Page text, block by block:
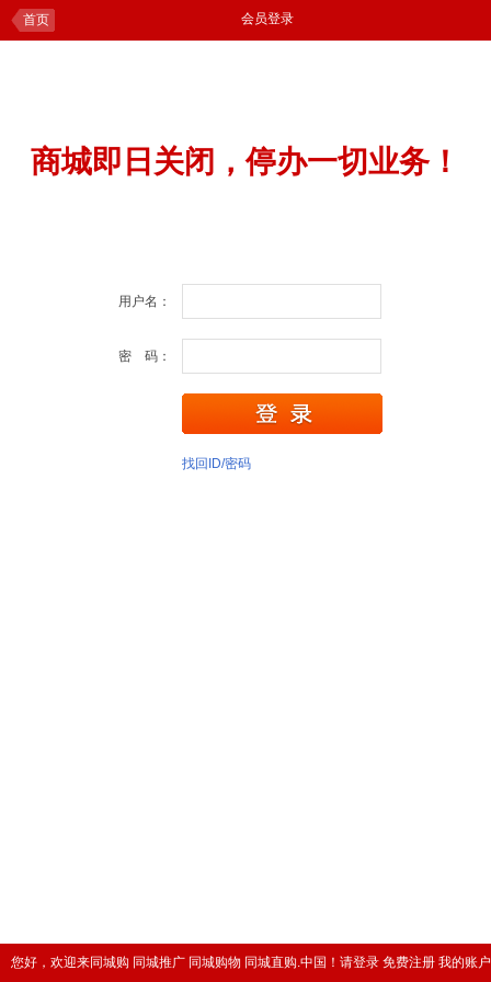
您好，欢迎来同城购 同城推广 同城购物 同城直购.中国！ 请登录 免费注册 我的账户
首页 会员登录
商城即日关闭，停办一切业务！
用户名：
密 码：
找回ID/密码